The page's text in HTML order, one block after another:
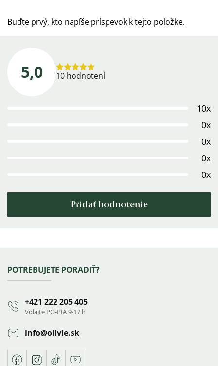
Buďte prvý, kto napíše príspevok k tejto položke.
5,0
Priemerné
10 hodnotení
10x
0x
0x
0x
0x
Pridať hodnotenie
Zápätie
POTREBUJETE PORADIŤ?
+421 222 205 405
Volajte PO-PIA 9-17 h
info@olivie.sk